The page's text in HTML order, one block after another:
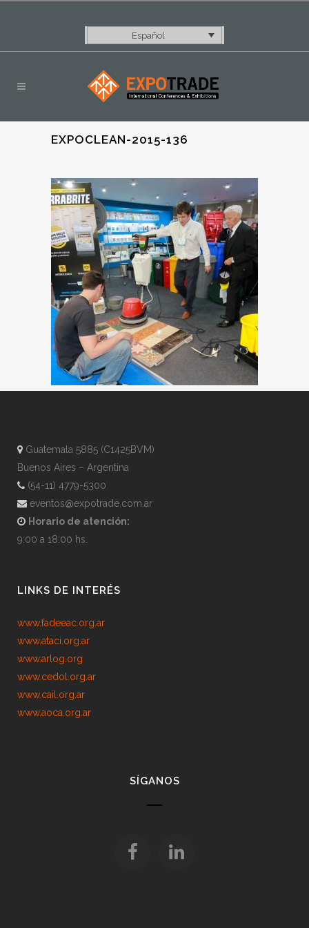
Español
EXPOCLEAN-2015-136
Guatemala 5885 (C1425BVM)
Buenos Aires – Argentina
(54-11) 4779-5300
eventos@expotrade.com.ar
Horario de atención:
9:00 a 18:00 hs.
LINKS DE INTERÉS
www.fadeeac.org.ar
www.ataci.org.ar
www.arlog.org
www.cedol.org.ar
www.cail.org.ar
www.aoca.org.ar
SÍGANOS